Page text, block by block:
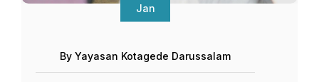
Jan
By Yayasan Kotagede Darussalam